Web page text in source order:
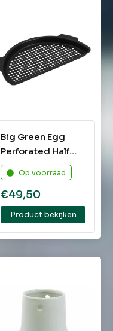
Big Green Egg
Perforated Half
Grid XLarge
Op voorraad
€49,50
Product bekijken